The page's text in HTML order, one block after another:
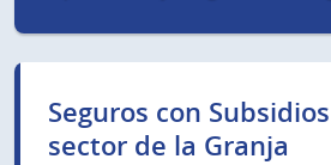
Seguros con
sector de la Granja